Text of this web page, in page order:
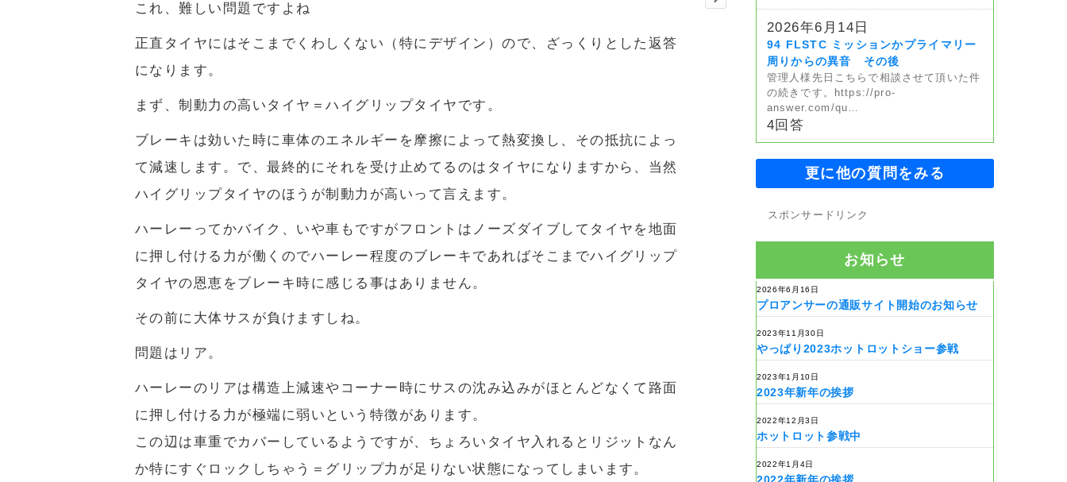
これ、難しい問題ですよね
正直タイヤにはそこまでくわしくない（特にデザイン）ので、ざっくりとした返答
になります。
まず、制動力の高いタイヤ＝ハイグリップタイヤです。
ブレーキは効いた時に車体のエネルギーを摩擦によって熱変換し、その抵抗によっ
て減速します。で、最終的にそれを受け止めてるのはタイヤになりますから、当然
ハイグリップタイヤのほうが制動力が高いって言えます。
ハーレーってかバイク、いや車もですがフロントはノーズダイブしてタイヤを地面
に押し付ける力が働くのでハーレー程度のブレーキであればそこまでハイグリップ
タイヤの恩恵をブレーキ時に感じる事はありません。
その前に大体サスが負けますしね。
問題はリア。
ハーレーのリアは構造上減速やコーナー時にサスの沈み込みがほとんどなくて路面
に押し付ける力が極端に弱いという特徴があります。
この辺は車重でカバーしているようですが、ちょろいタイヤ入れるとリジットなん
か特にすぐロックしちゃう＝グリップ力が足りない状態になってしまいます。
2026年6月14日
94 FLSTC ミッションかプライマリー
周りからの異音 その後
管理人様先日こちらで相談させて頂いた件
の続きです。https://pro-
answer.com/qu…
4回答
更に他の質問をみる
スポンサードリンク
お知らせ
2026年6月16日
プロアンサーの通販サイト開始のお知らせ
2023年11月30日
やっぱり2023ホットロットショー参戦
2023年1月10日
2023年新年の挨拶
2022年12月3日
ホットロット参戦中
2022年1月4日